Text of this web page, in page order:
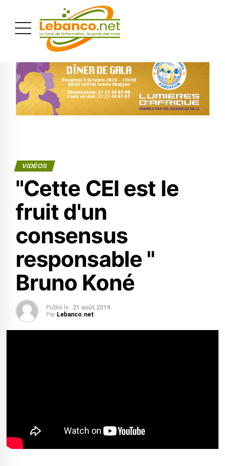
VIDÉOS
"Cette CEI est le
fruit d'un
consensus
responsable "
Bruno Koné
Publié le : 21 août 2019
Par Lebanco.net